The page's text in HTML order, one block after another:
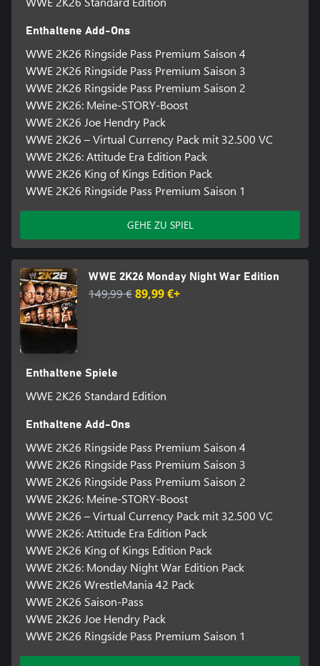
Vorherrschaft, unterstützt durch ein überarbeitetes
Umgebung, erklimme frische Türme und stöbere in neuen Shops
und Markenartikeln. Außerdem gibt es einen erweiterten Mein-
SUPERSTAR-Editor mit einer Importfunktion für Gesichtsscans
sowie upgegradete Aufgaben mit Zwischensequenzen und
Dialogbildschirmen.
Mein GM
Bring deine Strategie in WWE 2K26 mit Mein GM auf das nächste
Level. Dieses Jahr sorgen Intergender-Matches, 5-, 6- und 8-
Mann-Matches sowie die Unterstützung von mehr Matchtypen
als je zuvor für eine riesige Auswahl an möglichen Paarungen und
Ergebnissen. Mehr Shows pro Saison stellen dich vor ganz neue
Management-Herausforderungen.
STELL IN Meine FRAKTION DEIN DREAM-TEAM ZUSAMMEN
Stell deine Traumfraktion zusammen und tritt mit Superstars
sowie Legenden in neuen Intergender-Lineups und Schneller-
Wechsel-Matches an. Sammle neue Kartendesigns und steigere
deine Leistung mit der neuen Fraktionschemie mit Run-in-
Unterstützung.
RINGSIDE PASS PREMIUM SAISON 1Erweitere dein Universe
nach dem Launch um vier neue spielbare Superstars zum
Bestimmte Funktionen des Spiels, darunter Online-Mehrspieler,
möglicherweise nicht für Kinderkonten zugänglich. Ein Kind ist ein
vorgeben.
Der Kauf gewährt eine Lizenz für das digitale Produkt, die den
Nutzungsbedingungen („Nutzungsbedingungen“) und der
Datenschutzrichtlinie im Spiel und auf
www.take2games.com/legal und www.take2games.com/privacy
unterliegt. Der Zugang zu speziellen/Bonus-/Online-Features,
Inhalten, Diensten oder Funktionen („Spezialfunktionen“) kann
einen einmaligen Seriencode, eine zusätzliche Gebühr, eine
Online-Kontoregistrierung erfordern und/oder ist für Konten, die
für Benutzer unter 13 Jahren registriert sind, nicht zugänglich
(Mindestalter variiert). Spezialfunktionen erfordern eine
Internetverbindung, sind möglicherweise nicht für alle Nutzer
oder nicht jederzeit verfügbar und können ohne Vorankündigung
Enthaltene Add-Ons
WWE 2K26 Ringside Pass Premium Saison 4
WWE 2K26 Ringside Pass Premium Saison 3
WWE 2K26 Ringside Pass Premium Saison 2
WWE 2K26: Meine-STORY-Boost
WWE 2K26 Joe Hendry Pack
WWE 2K26 – Virtual Currency Pack mit 32.500 VC
WWE 2K26: Attitude Era Edition Pack
WWE 2K26 King of Kings Edition Pack
WWE 2K26 Ringside Pass Premium Saison 1
GEHE ZU SPIEL
WWE 2K26 Monday Night War Edition
149,99 €89,99 €+
Enthaltene Spiele
WWE 2K26 Standard Edition
Enthaltene Add-Ons
WWE 2K26 Ringside Pass Premium Saison 4
WWE 2K26 Ringside Pass Premium Saison 3
WWE 2K26 Ringside Pass Premium Saison 2
WWE 2K26: Meine-STORY-Boost
WWE 2K26 – Virtual Currency Pack mit 32.500 VC
WWE 2K26: Attitude Era Edition Pack
WWE 2K26 King of Kings Edition Pack
WWE 2K26: Monday Night War Edition Pack
WWE 2K26 WrestleMania 42 Pack
WWE 2K26 Saison-Pass
WWE 2K26 Joe Hendry Pack
WWE 2K26 Ringside Pass Premium Saison 1